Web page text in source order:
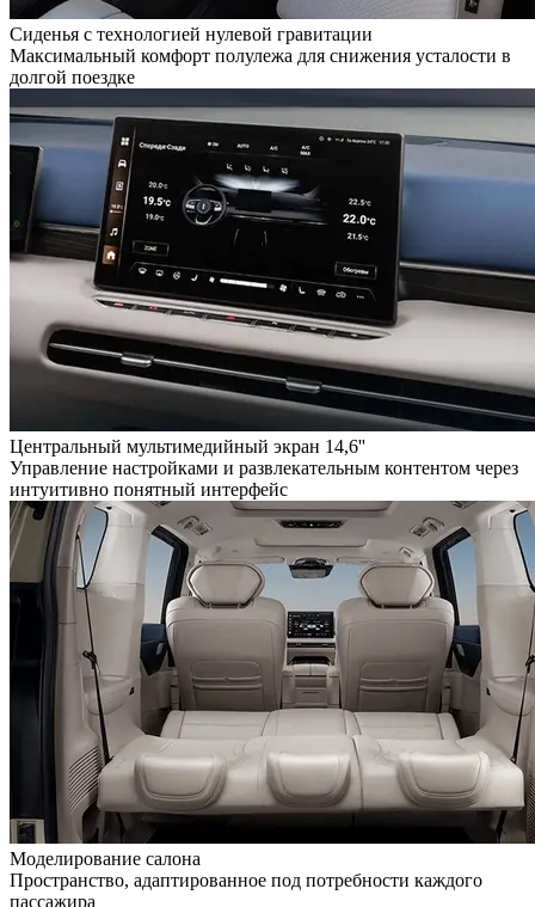
Сиденья с технологией нулевой гравитации
Максимальный комфорт полулежа для снижения усталости в
долгой поездке
Центральный мультимедийный экран 14,6''
Управление настройками и развлекательным контентом через
интуитивно понятный интерфейс
Моделирование салона
Пространство, адаптированное под потребности каждого
пассажира